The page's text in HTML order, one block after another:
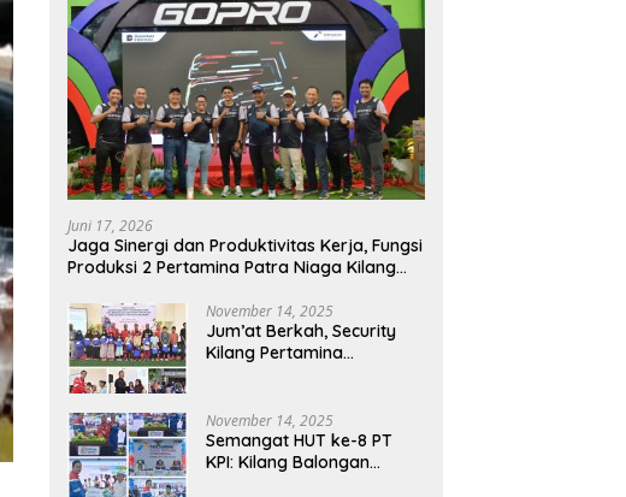
Juni 17, 2026
Jaga Sinergi dan Produktivitas Kerja, Fungsi
Produksi 2 Pertamina Patra Niaga Kilang
November 14, 2025
Jum’at Berkah, Security
Kilang Pertamina
November 14, 2025
Semangat HUT ke-8 PT
KPI: Kilang Balongan